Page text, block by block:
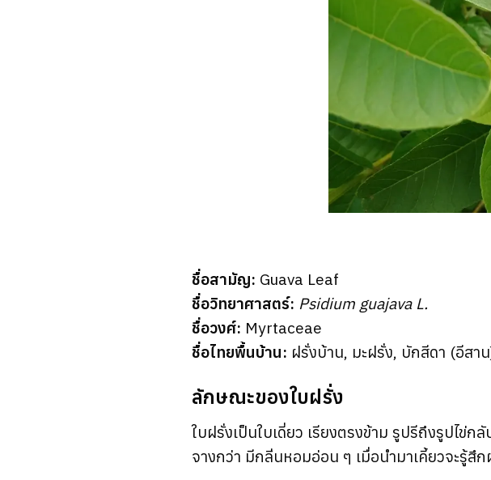
ชื่อสามัญ: Guava Leaf
ชื่อวิทยาศาสตร์: Psidium guajava L.
ชื่อวงศ์: Myrtaceae
ชื่อไทยพื้นบ้าน: ฝรั่งบ้าน, มะฝรั่ง, บักสีดา (อีสา
ลักษณะของใบฝรั่ง
ใบฝรั่งเป็นใบเดี่ยว เรียงตรงข้าม รูปรีถึงรูปไข่
จางกว่า มีกลิ่นหอมอ่อน ๆ เมื่อนำมาเคี้ยวจะรู้สึ